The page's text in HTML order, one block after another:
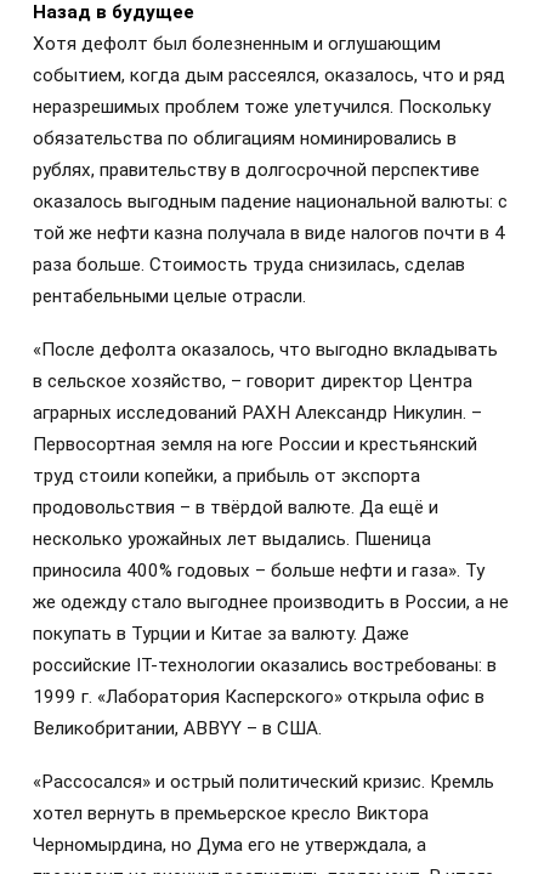
Назад в будущее
Хотя дефолт был болезненным и оглушающим
событием, когда дым рассеялся, оказалось, что и ряд
неразрешимых проблем тоже улетучился. Поскольку
обязательства по облигациям номинировались в
рублях, правительству в долгосрочной перспективе
оказалось выгодным падение национальной валюты: с
той же нефти казна получала в виде налогов почти в 4
раза больше. Стоимость труда снизилась, сделав
рентабельными целые отрасли.
«После дефолта оказалось, что выгодно вкладывать
в сельское хозяйство, – говорит директор Центра
аграрных исследований РАХН Александр Никулин. –
Первосортная земля на юге России и крестьянский
труд стоили копейки, а прибыль от экспорта
продовольствия – в твёрдой валюте. Да ещё и
несколько урожайных лет выдались. Пшеница
приносила 400% годовых – больше нефти и газа». Ту
же одежду стало выгоднее производить в России, а не
покупать в Турции и Китае за валюту. Даже
российские IT-технологии оказались востребованы: в
1999 г. «Лаборатория Касперского» открыла офис в
Великобритании, ABBYY – в США.
«Рассосался» и острый политический кризис. Кремль
хотел вернуть в премьерское кресло Виктора
Черномырдина, но Дума его не утверждала, а